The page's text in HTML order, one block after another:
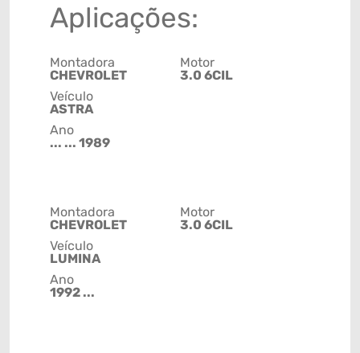
Aplicações:
Montadora
CHEVROLET
Veículo
ASTRA
Ano
... ... 1989
Motor
3.0 6CIL
Montadora
CHEVROLET
Veículo
LUMINA
Ano
1992 ...
Motor
3.0 6CIL